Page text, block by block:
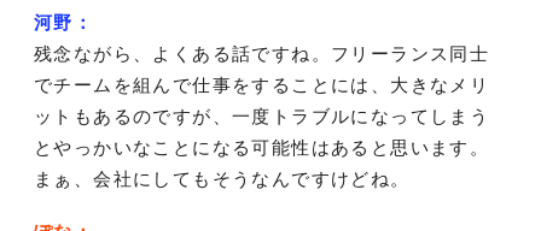
河野：
残念ながら、よくある話ですね。フリーランス同士
でチームを組んで仕事をすることには、大きなメリ
ットもあるのですが、一度トラブルになってしまう
とやっかいなことになる可能性はあると思います。
まぁ、会社にしてもそうなんですけどね。